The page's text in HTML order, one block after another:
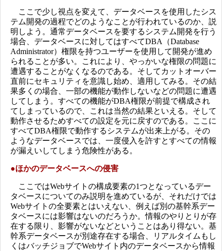
ここで少し視点を変えて、データベースを使用したシス
テム開発の過程でどのようなことが行われているのか、説
明しよう。通常データベースを要するシステム開発を行う
場合、データベースに対してはすべてDBA（Database
Administrator）権限を持つユーザーを使用して開発が進め
られることが多い。これにより、やっかいな権限の問題に
遭遇することがなくなるのである。そしてカットオーバー
直前にセキュリティを意識し始め、適用してみる。その結
果多くの場合、一部の機能が動作しないなどの問題に遭遇
してしまう。すべての機能がDBA権限が前提で構成され
てしまっているので、これは当然の結果といえる。そして
動作させるためすべての設定を元に戻すのである。ここに
すべてDBA権限で動作するシステムが出来上がる。その
ようなデータベースでは、一度侵入を許すとすべての情報
が漏えいしてしまう危険性がある。
●ほかのデータベースへの侵害
ここではWebサイトの構成要素の1つとなっているデー
タベースについてのみ説明を進めているが、それだけでは
Webサイトの全要素とはいえない、例えば別の基幹系デー
タベースには影響はないのだろうか。情報のやりとりが存
在する限り、影響がないなどということはあり得ない。基
幹系データベースが別途存在する場合、リアルタイムもし
くはバッチジョブでWebサイト内のデータベースから情報